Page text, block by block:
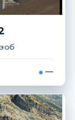
—